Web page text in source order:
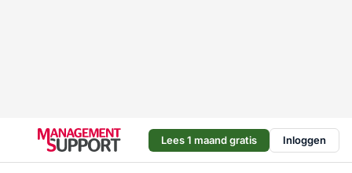
Lees 1 maand gratis Inloggen